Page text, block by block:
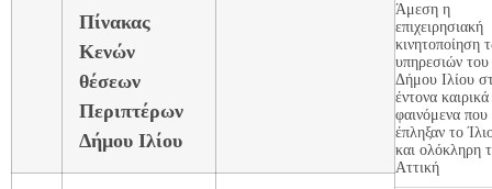
Πίνακας
Κενών
θέσεων
Περιπτέρων
Δήμου Ιλίου
Άμεση η
επιχειρησιακή
κινητοποίηση
υπηρεσιών του
Δήμου Ιλίου
έντονα καιρικά
φαινόμενα που
έπληξαν το
και ολόκληρη
Αττική